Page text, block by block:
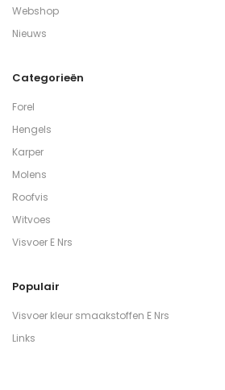
Webshop
Nieuws
Categorieën
Forel
Hengels
Karper
Molens
Roofvis
Witvoes
Visvoer E Nrs
Populair
Visvoer kleur smaakstoffen E Nrs
Links